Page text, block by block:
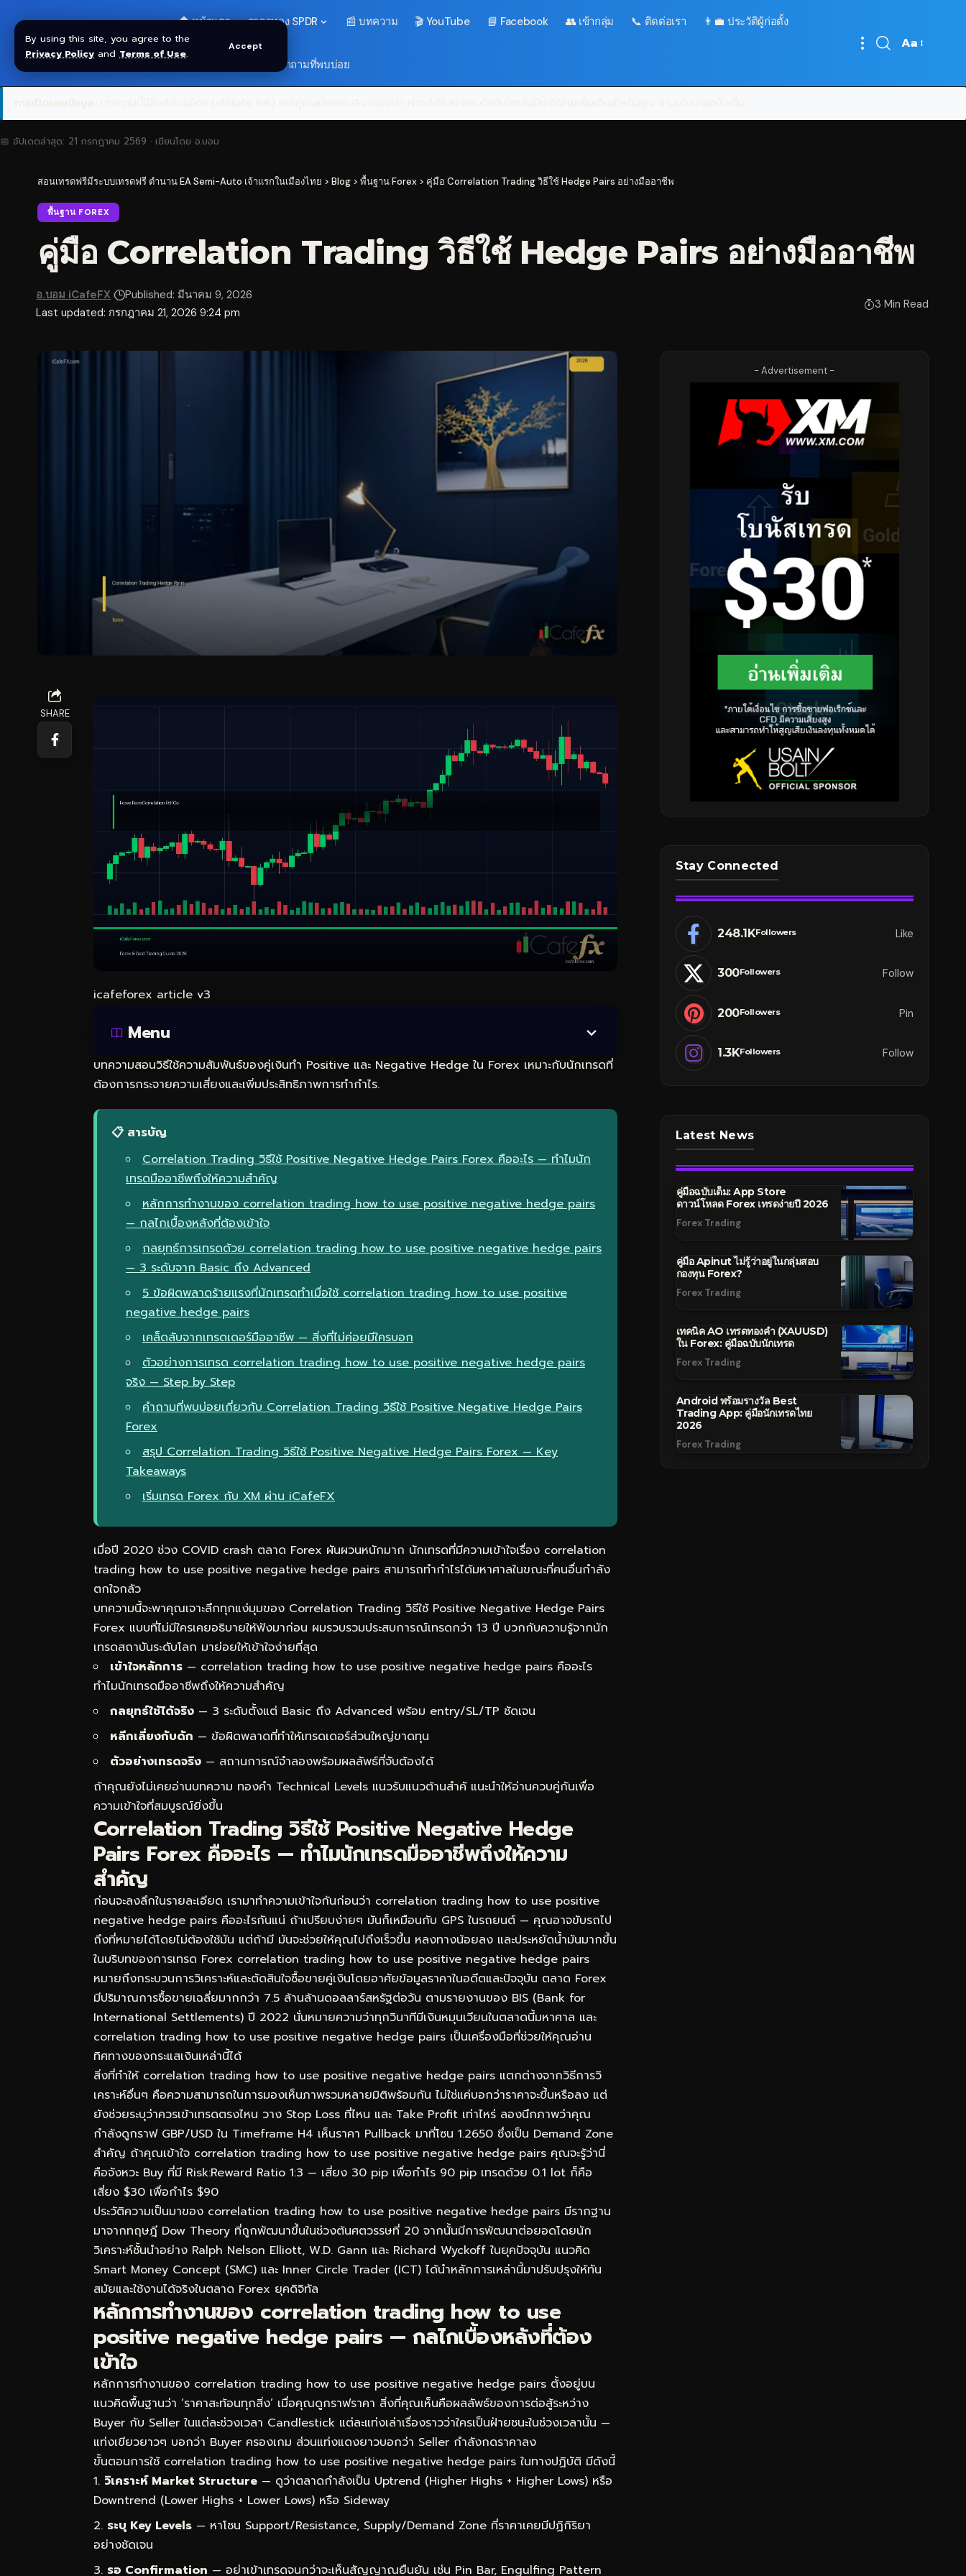
By using this site, you agree to the
Privacy Policy and Terms of Use.
Accept
🏠 หน้าแรก ราคาทอง SPDR 📰 บทความ 🎬 YouTube 📘 Facebook 👥 เข้ากลุ่ม 📞 ติดต่อเรา 👨‍💼 ประวัติผู้ก่อตั้ง
❓ คำถามที่พบบ่อย
Font
Aa
📅 อัปเดตล่าสุด: 21 กรกฎาคม 2569 · เขียนโดย อ.บอม
สอนเทรดฟรีมีระบบเทรดฟรี ตำนาน EA Semi-Auto เจ้าแรกในเมืองไทย > Blog > พื้นฐาน Forex > คู่มือ Correlation Trading วิธีใช้ Hedge Pairs อย่างมืออาชีพ
พื้นฐาน FOREX
คู่มือ Correlation Trading วิธีใช้ Hedge Pairs อย่างมืออาชีพ
Last updated: กรกฎาคม 21, 2026 9:24 pm
อ.บอม iCafeFX Published: มีนาคม 9, 2026
3 Min Read
SHARE
icafeforex article v3
Menu
บทความสอนวิธีใช้ความสัมพันธ์ของคู่เงินทำ Positive และ Negative Hedge ใน Forex เหมาะกับนักเทรดที่
ต้องการกระจายความเสี่ยงและเพิ่มประสิทธิภาพการทำกำไร.
📋 สารบัญ
Correlation Trading วิธีใช้ Positive Negative Hedge Pairs Forex คืออะไร — ทำไมนัก
เทรดมืออาชีพถึงให้ความสำคัญ
หลักการทำงานของ correlation trading how to use positive negative hedge pairs
— กลไกเบื้องหลังที่ต้องเข้าใจ
กลยุทธ์การเทรดด้วย correlation trading how to use positive negative hedge pairs
— 3 ระดับจาก Basic ถึง Advanced
5 ข้อผิดพลาดร้ายแรงที่นักเทรดทำเมื่อใช้ correlation trading how to use positive
negative hedge pairs
เคล็ดลับจากเทรดเดอร์มืออาชีพ — สิ่งที่ไม่ค่อยมีใครบอก
ตัวอย่างการเทรด correlation trading how to use positive negative hedge pairs
จริง — Step by Step
คำถามที่พบบ่อยเกี่ยวกับ Correlation Trading วิธีใช้ Positive Negative Hedge Pairs
Forex
สรุป Correlation Trading วิธีใช้ Positive Negative Hedge Pairs Forex — Key
Takeaways
เริ่มเทรด Forex กับ XM ผ่าน iCafeFX
เมื่อปี 2020 ช่วง COVID crash ตลาด Forex ผันผวนหนักมาก นักเทรดที่มีความเข้าใจเรื่อง correlation
trading how to use positive negative hedge pairs สามารถทำกำไรได้มหาศาลในขณะที่คนอื่นกำลัง
ตกใจกลัว
บทความนี้จะพาคุณเจาะลึกทุกแง่มุมของ Correlation Trading วิธีใช้ Positive Negative Hedge Pairs
Forex แบบที่ไม่มีใครเคยอธิบายให้ฟังมาก่อน ผมรวบรวมประสบการณ์เทรดกว่า 13 ปี บวกกับความรู้จากนัก
เทรดสถาบันระดับโลก มาย่อยให้เข้าใจง่ายที่สุด
เข้าใจหลักการ — correlation trading how to use positive negative hedge pairs คืออะไร
ทำไมนักเทรดมืออาชีพถึงให้ความสำคัญ
กลยุทธ์ใช้ได้จริง — 3 ระดับตั้งแต่ Basic ถึง Advanced พร้อม entry/SL/TP ชัดเจน
หลีกเลี่ยงกับดัก — ข้อผิดพลาดที่ทำให้เทรดเดอร์ส่วนใหญ่ขาดทุน
ตัวอย่างเทรดจริง — สถานการณ์จำลองพร้อมผลลัพธ์ที่จับต้องได้
ถ้าคุณยังไม่เคยอ่านบทความ ทองคำ Technical Levels แนวรับแนวต้านสำคัแนะนำให้อ่านควบคู่กันเพื่อ
ความเข้าใจที่สมบูรณ์ยิ่งขึ้น
Correlation Trading วิธีใช้ Positive Negative Hedge
Pairs Forex คืออะไร — ทำไมนักเทรดมืออาชีพถึงให้ความ
สำคัญ
ก่อนจะลงลึกในรายละเอียด เรามาทำความเข้าใจกันก่อนว่า correlation trading how to use positive
negative hedge pairs คืออะไรกันแน่ ถ้าเปรียบง่ายๆ มันก็เหมือนกับ GPS ในรถยนต์ — คุณอาจขับรถไป
ถึงที่หมายได้โดยไม่ต้องใช้มัน แต่ถ้ามี มันจะช่วยให้คุณไปถึงเร็วขึ้น หลงทางน้อยลง และประหยัดน้ำมันมากขึ้น
ในบริบทของการเทรด Forex correlation trading how to use positive negative hedge pairs
หมายถึงกระบวนการวิเคราะห์และตัดสินใจซื้อขายคู่เงินโดยอาศัยข้อมูลราคาในอดีตและปัจจุบัน ตลาด Forex
มีปริมาณการซื้อขายเฉลี่ยมากกว่า 7.5 ล้านล้านดอลลาร์สหรัฐต่อวัน ตามรายงานของ BIS (Bank for
International Settlements) ปี 2022 นั่นหมายความว่าทุกวินาทีมีเงินหมุนเวียนในตลาดนี้มหาศาล และ
correlation trading how to use positive negative hedge pairs เป็นเครื่องมือที่ช่วยให้คุณอ่าน
ทิศทางของกระแสเงินเหล่านี้ได้
สิ่งที่ทำให้ correlation trading how to use positive negative hedge pairs แตกต่างจากวิธีการวิ
เคราะห์อื่นๆ คือความสามารถในการมองเห็นภาพรวมหลายมิติพร้อมกัน ไม่ใช่แค่บอกว่าราคาจะขึ้นหรือลง แต่
ยังช่วยระบุว่าควรเข้าเทรดตรงไหน วาง Stop Loss ที่ไหน และ Take Profit เท่าไหร่ ลองนึกภาพว่าคุณ
กำลังดูกราฟ GBP/USD ใน Timeframe H4 เห็นราคา Pullback มาที่โซน 1.2650 ซึ่งเป็น Demand Zone
สำคัญ ถ้าคุณเข้าใจ correlation trading how to use positive negative hedge pairs คุณจะรู้ว่านี่
คือจังหวะ Buy ที่มี Risk:Reward Ratio 1:3 — เสี่ยง 30 pip เพื่อกำไร 90 pip เทรดด้วย 0.1 lot ก็คือ
เสี่ยง $30 เพื่อกำไร $90
ประวัติความเป็นมาของ correlation trading how to use positive negative hedge pairs มีรากฐาน
มาจากทฤษฎี Dow Theory ที่ถูกพัฒนาขึ้นในช่วงต้นศตวรรษที่ 20 จากนั้นมีการพัฒนาต่อยอดโดยนัก
วิเคราะห์ชั้นนำอย่าง Ralph Nelson Elliott, W.D. Gann และ Richard Wyckoff ในยุคปัจจุบัน แนวคิด
Smart Money Concept (SMC) และ Inner Circle Trader (ICT) ได้นำหลักการเหล่านี้มาปรับปรุงให้ทัน
สมัยและใช้งานได้จริงในตลาด Forex ยุคดิจิทัล
หลักการทำงานของ correlation trading how to use
positive negative hedge pairs — กลไกเบื้องหลังที่ต้อง
เข้าใจ
หลักการทำงานของ correlation trading how to use positive negative hedge pairs ตั้งอยู่บน
แนวคิดพื้นฐานว่า ‘ราคาสะท้อนทุกสิ่ง’ เมื่อคุณดูกราฟราคา สิ่งที่คุณเห็นคือผลลัพธ์ของการต่อสู้ระหว่าง
Buyer กับ Seller ในแต่ละช่วงเวลา Candlestick แต่ละแท่งเล่าเรื่องราวว่าใครเป็นฝ่ายชนะในช่วงเวลานั้น —
แท่งเขียวยาวๆ บอกว่า Buyer ครองเกม ส่วนแท่งแดงยาวบอกว่า Seller กำลังกดราคาลง
ขั้นตอนการใช้ correlation trading how to use positive negative hedge pairs ในทางปฏิบัติ มีดังนี้
วิเคราะห์ Market Structure — ดูว่าตลาดกำลังเป็น Uptrend (Higher Highs + Higher Lows) หรือ
Downtrend (Lower Highs + Lower Lows) หรือ Sideway
ระบุ Key Levels — หาโซน Support/Resistance, Supply/Demand Zone ที่ราคาเคยมีปฏิกิริยา
อย่างชัดเจน
รอ Confirmation — อย่าเข้าเทรดจนกว่าจะเห็นสัญญาณยืนยัน เช่น Pin Bar, Engulfing Pattern
- Advertisement -
Stay Connected
248.1KFollowers Like
300Followers Follow
200Followers Pin
1.3KFollowers Follow
Latest News
คู่มือฉบับเต็ม: App Store
ดาวน์โหลด Forex เทรดง่ายปี 2026
Forex Trading
คู่มือ Apinut ไม่รู้ว่าอยู่ในกลุ่มสอบ
กองทุน Forex?
Forex Trading
เทคนิค AO เทรดทองคำ (XAUUSD)
ใน Forex: คู่มือฉบับนักเทรด
Forex Trading
Android พร้อมรางวัล Best
Trading App: คู่มือนักเทรดไทย
2026
Forex Trading